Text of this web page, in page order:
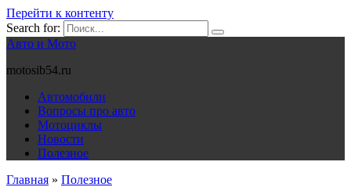
Перейти к контенту
Search for:
Авто и Мото
motosib54.ru
Автомобили
Вопросы про авто
Мотоциклы
Новости
Полезное
Главная » Полезное